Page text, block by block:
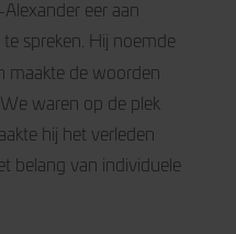
eer aan
spreken. Hij noemde
maakte de woorden
waren op de plek
hij het verleden
belang van individuele